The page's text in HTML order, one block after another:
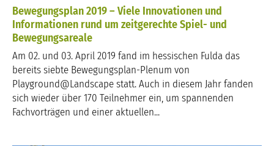
Bewegungsplan 2019 – Viele Innovationen und
Informationen rund um zeitgerechte Spiel- und
Bewegungsareale
Am 02. und 03. April 2019 fand im hessischen Fulda das
bereits siebte Bewegungsplan-Plenum von
Playground@Landscape statt. Auch in diesem Jahr fanden
sich wieder über 170 Teilnehmer ein, um spannenden
Fachvorträgen und einer aktuellen...